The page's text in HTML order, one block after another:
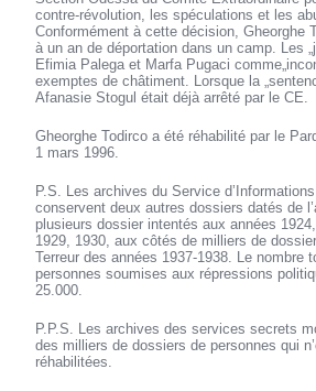
contre-révolution, les spéculations et les
Conformément à cette décision, Gheorghe
à un an de déportation dans un camp. Les
Efimia Palega et Marfa Pugaci
exemptes de châtiment. Lorsque la
Afanasie Stogul était déjà arrêté par le CE.
Gheorghe Todirco a été réhabilité par le
1 mars 1996.
P.S. Les archives du Service
conservent deux autres dossiers datés de
plusieurs dossier intentés aux années
1929, 1930, aux côtés de milliers de
Terreur des années 1937-1938. Le nombre
personnes soumises aux répressions
25.000.
P.P.S. Les archives des services secrets
des milliers de dossiers de personnes qui
réhabilitées.